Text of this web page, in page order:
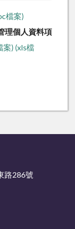
檔案)
理個人資料項
案) (xls檔
路286號